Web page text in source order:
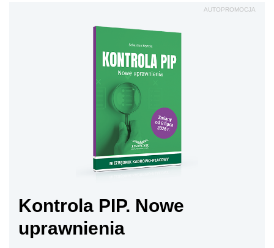
AUTOPROMOCJA
Kontrola PIP. Nowe
uprawnienia